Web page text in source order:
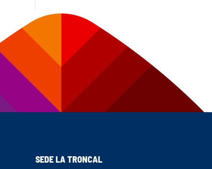
SEDE LA TRONCAL